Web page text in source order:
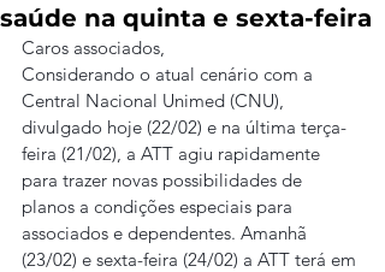
saúde na quinta e sexta-feira
Caros associados,
Considerando o atual cenário com a
Central Nacional Unimed (CNU),
divulgado hoje (22/02) e na última terça-
feira (21/02), a ATT agiu rapidamente
para trazer novas possibilidades de
planos a condições especiais para
associados e dependentes. Amanhã
(23/02) e sexta-feira (24/02) a ATT terá em